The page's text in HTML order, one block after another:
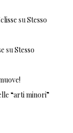
su Stesso
su Stesso
“arti minori”